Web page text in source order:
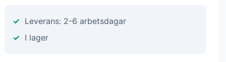
Leverans: 2-6 arbetsdagar
I lager